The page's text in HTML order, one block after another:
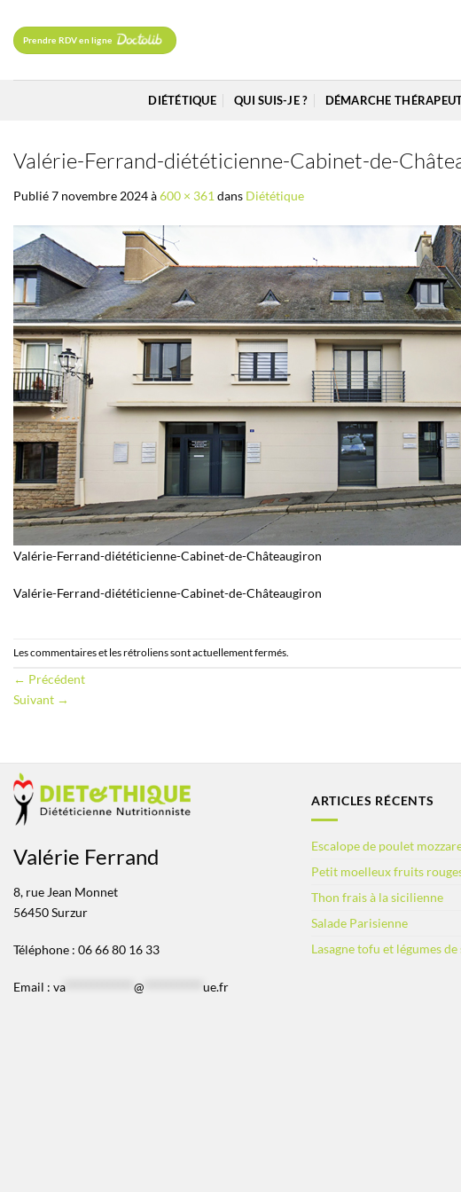
contenu
Prendre RDV en ligne
DIÉTÉTIQUE QUI SUIS-JE ? DÉMARCHE
Valérie-Ferrand-diététicienne-Cabinet-de-
Publié7 novembre 2024à600 × 361 dans Diététique
Valérie-Ferrand-diététicienne-Cabinet-de-Châteaugiron
Valérie-Ferrand-diététicienne-Cabinet-de-Châteaugiron
Les commentaires et les rétroliens sont actuellement fermés.
← Précédent
Suivant →
Valérie Ferrand
8, rue Jean Monnet
56450 Surzur
Téléphone : 06 66 80 16 33
Email : va************* @ ue.fr
ARTICLES RÉCENTS
Escalope de poulet
Petit moelleux fruits
Thon frais à la sicilienne
Salade Parisienne
Lasagne tofu et légumes de